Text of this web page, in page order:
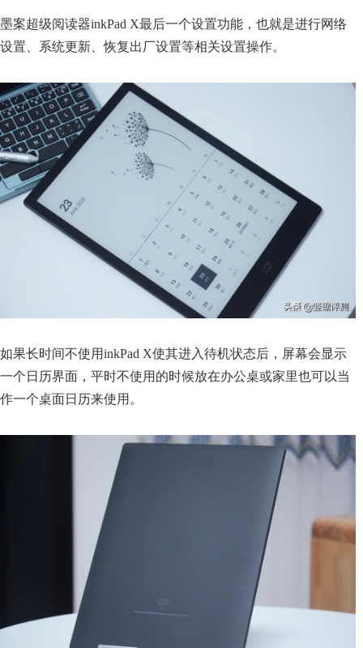
墨案超级阅读器inkPad X最后一个设置功能，也就是进行网络
设置、系统更新、恢复出厂设置等相关设置操作。
如果长时间不使用inkPad X使其进入待机状态后，屏幕会显示
一个日历界面，平时不使用的时候放在办公桌或家里也可以当
作一个桌面日历来使用。